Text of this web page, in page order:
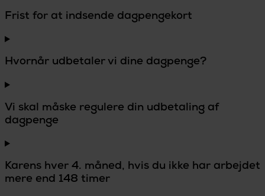
Frist for at indsende dagpengekort
Hvornår udbetaler vi dine dagpenge?
Vi skal måske regulere din udbetaling af
dagpenge
Karens hver 4. måned, hvis du ikke har arbejdet
mere end 148 timer